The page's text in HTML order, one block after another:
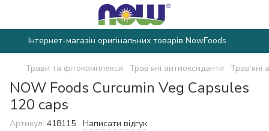
Інтернет-магазін оригінальних товарів NowFoods
Трави та фітокомплекси Трав’яні антиоксиданти
NOW Foods Curcumin Veg Capsules
120 caps
Артикул: 418115 Написати відгук